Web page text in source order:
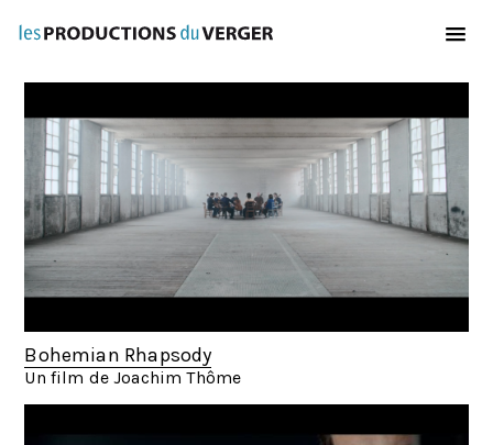
Bohemian Rhapsody
Un film de Joachim Thôme